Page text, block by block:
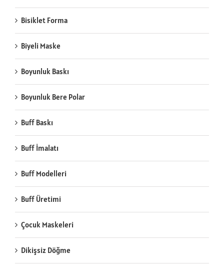
Bisiklet Forma
Biyeli Maske
Boyunluk Baskı
Boyunluk Bere Polar
Buff Baskı
Buff İmalatı
Buff Modelleri
Buff Üretimi
Çocuk Maskeleri
Dikişsiz Döğme